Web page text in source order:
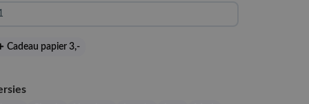
Cadeau papier 3,-